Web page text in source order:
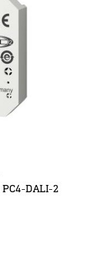
DALI-2